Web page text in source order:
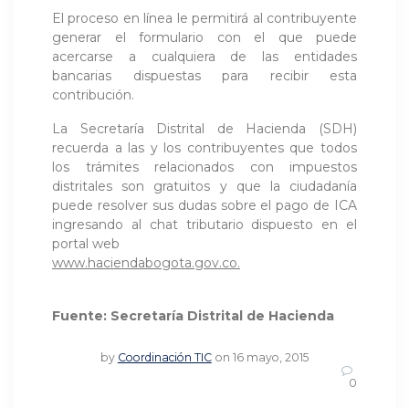
El proceso en línea le permitirá al contribuyente
generar el formulario con el que puede
acercarse a cualquiera de las entidades
bancarias dispuestas para recibir esta
contribución.
La Secretaría Distrital de Hacienda (SDH)
recuerda a las y los contribuyentes que todos
los trámites relacionados con impuestos
distritales son gratuitos y que la ciudadanía
puede resolver sus dudas sobre el pago de ICA
ingresando al chat tributario dispuesto en el
portal web
www.haciendabogota.gov.co.
Fuente: Secretaría Distrital de Hacienda
by Coordinación TIC on 16 mayo, 2015
0